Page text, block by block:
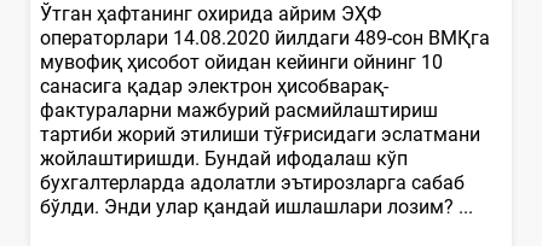
Ўтган ҳафтанинг охирида айрим ЭҲФ
операторлари 14.08.2020 йилдаги 489-сон ВМҚга
мувофиқ ҳисобот ойидан кейинги ойнинг 10
санасига қадар электрон ҳисобварақ-
фактураларни мажбурий расмийлаштириш
тартиби жорий этилиши тўғрисидаги эслатмани
жойлаштиришди. Бундай ифодалаш кўп
бухгалтерларда адолатли эътирозларга сабаб
бўлди. Энди улар қандай ишлашлари лозим? ...